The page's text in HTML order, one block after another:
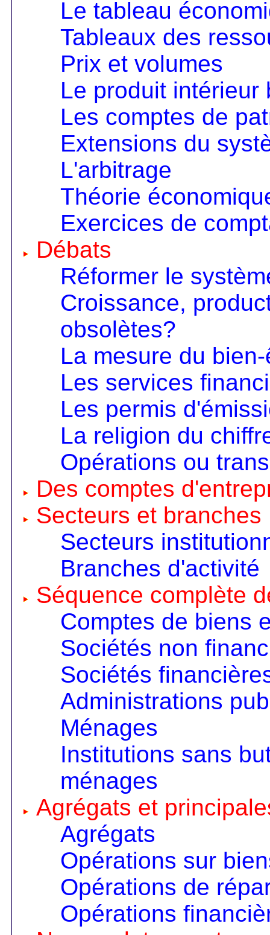
Le tableau
Tableaux des
Prix et volumes
Le produit intérieur
Les comptes de
Extensions du
L'arbitrage
Théorie
Exercices de
Débats
Réformer le
Croissance,
obsolètes?
La mesure du
Les services
Les permis
La religion du
Opérations ou
Des comptes
Secteurs et branches
Secteurs
Branches d'activité
Séquence complète
Comptes de biens
Sociétés non
Sociétés
Administrations
Ménages
Institutions sans
ménages
Agrégats et
Agrégats
Opérations sur
Opérations de
Opérations